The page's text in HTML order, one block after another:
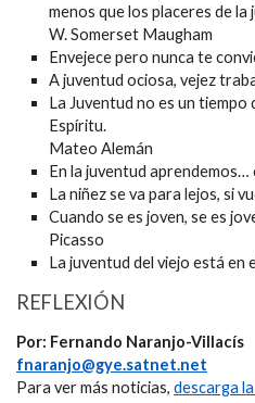
menos que los placeres de la
W. Somerset Maugham
Envejece pero nunca te
A juventud ociosa, vejez
La Juventud no es un tiempo
Espíritu.
Mateo Alemán
En la juventud
La niñez se va para lejos, si
Cuando se es joven, se es
Picasso
La juventud del viejo está en
REFLEXIÓN
Por: Fernando Naranjo-Villacís
fnaranjo@gye.satnet.net
Para ver más noticias, descarga